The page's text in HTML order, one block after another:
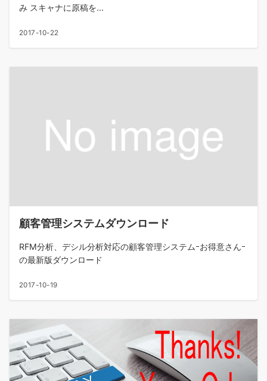
み スキャナに原稿を...
2017-10-22
顧客管理システムダウンロード
RFM分析、デシル分析対応の顧客管理システムｰお得意さんｰ
の最新版ダウンロード
2017-10-19